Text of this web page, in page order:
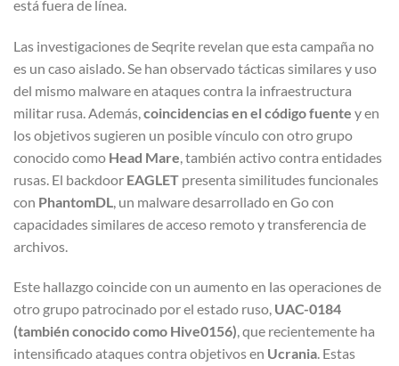
está fuera de línea.
Las investigaciones de Seqrite revelan que esta campaña no
es un caso aislado. Se han observado tácticas similares y uso
del mismo malware en ataques contra la infraestructura
militar rusa. Además, coincidencias en el código fuente y en
los objetivos sugieren un posible vínculo con otro grupo
conocido como Head Mare , también activo contra entidades
rusas. El backdoor EAGLET presenta similitudes funcionales
con PhantomDL , un malware desarrollado en Go con
capacidades similares de acceso remoto y transferencia de
archivos.
Este hallazgo coincide con un aumento en las operaciones de
otro grupo patrocinado por el estado ruso, UAC-0184
(también conocido como Hive0156), que recientemente ha
intensificado ataques contra objetivos en Ucrania. Estas